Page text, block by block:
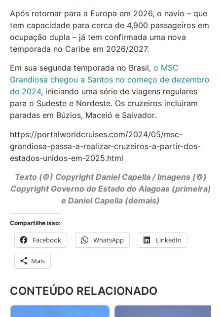
Após retornar para a Europa em 2026, o navio – que
tem capacidade para cerca de 4,900 passageiros em
ocupação dupla – já tem confirmada uma nova
temporada no Caribe em 2026/2027.
Em sua segunda temporada no Brasil, o MSC
Grandiosa chegou a Santos no começo de dezembro
de 2024, iniciando uma série de viagens regulares
para o Sudeste e Nordeste. Os cruzeiros incluíram
paradas em Búzios, Maceió e Salvador.
https://portalworldcruises.com/2024/05/msc-
grandiosa-passa-a-realizar-cruzeiros-a-partir-dos-
estados-unidos-em-2025.html
Texto (©) Copyright Daniel Capella / Imagens (©)
Copyright Governo do Estado do Alagoas (primeira)
e Daniel Capella (demais)
Compartilhe isso:
Facebook WhatsApp LinkedIn
Mais
CONTEÚDO RELACIONADO